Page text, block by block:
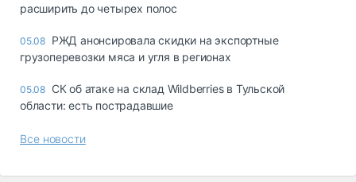
расширить до четырех полос
05.08 РЖД анонсировала скидки на экспортные
грузоперевозки мяса и угля в регионах
05.08 СК об атаке на склад Wildberries в Тульской
области: есть пострадавшие
Все новости